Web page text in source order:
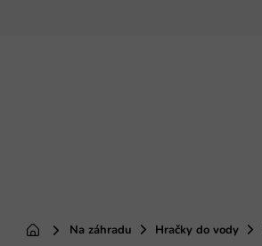
DomovNa záhradu Hračky do vody